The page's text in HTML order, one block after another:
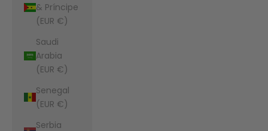
& Príncipe
(EUR €)
Saudi
Arabia
(EUR €)
Senegal
(EUR €)
Serbia